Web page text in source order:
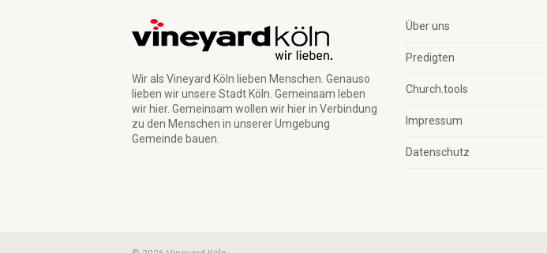
Wir als Vineyard Köln lieben Menschen. Genauso
lieben wir unsere Stadt Köln. Gemeinsam leben
wir hier. Gemeinsam wollen wir hier in Verbindung
zu den Menschen in unserer Umgebung
Gemeinde bauen.
Über uns
Predigten
Church.tools
Impressum
Datenschutz